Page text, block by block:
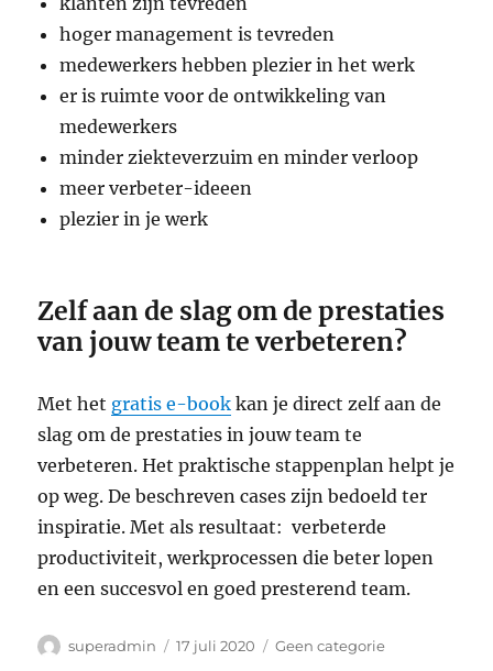
hoger management is tevreden
medewerkers hebben plezier in het werk
er is ruimte voor de ontwikkeling van
medewerkers
minder ziekteverzuim en minder verloop
meer verbeter-ideeen
plezier in je werk
Zelf aan de slag om de prestaties
van jouw team te verbeteren?
Met het gratis e-book kan je direct zelf aan de
slag om de prestaties in jouw team te
verbeteren. Het praktische stappenplan helpt je
op weg. De beschreven cases zijn bedoeld ter
inspiratie. Met als resultaat: verbeterde
productiviteit, werkprocessen die beter lopen
en een succesvol en goed presterend team.
Auteur
superadmin
Geplaatst
17 juli 2020 Categorieën
Geen categorie